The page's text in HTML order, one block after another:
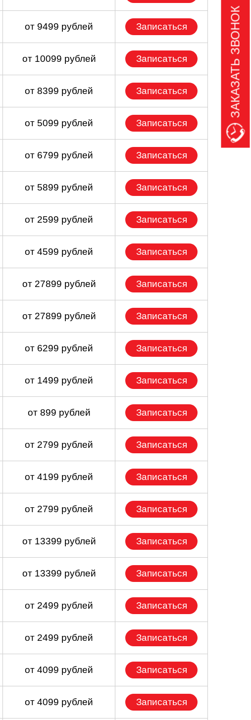
от 9499 рублей Записаться
от 10099 рублей Записаться
от 8399 рублей Записаться
от 5099 рублей Записаться
от 6799 рублей Записаться
от 5899 рублей Записаться
от 2599 рублей Записаться
от 4599 рублей Записаться
от 27899 рублей Записаться
от 27899 рублей Записаться
от 6299 рублей Записаться
от 1499 рублей Записаться
от 899 рублей Записаться
от 2799 рублей Записаться
от 4199 рублей Записаться
от 2799 рублей Записаться
от 13399 рублей Записаться
от 13399 рублей Записаться
от 2499 рублей Записаться
от 2499 рублей Записаться
от 4099 рублей Записаться
от 4099 рублей Записаться
ЗАКАЗАТЬ ЗВОНОК